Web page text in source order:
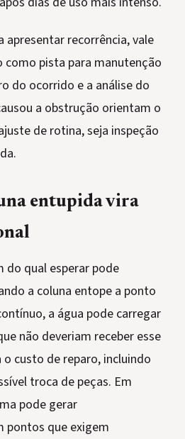
apresentar recorrência, vale
pista para manutenção
do ocorrido e a análise do
a obstrução orientam o
de rotina, seja inspeção
entupida vira
do qual esperar pode
a coluna entope a ponto
a água pode carregar
não deveriam receber esse
custo de reparo, incluindo
troca de peças. Em
pode gerar
pontos que exigem